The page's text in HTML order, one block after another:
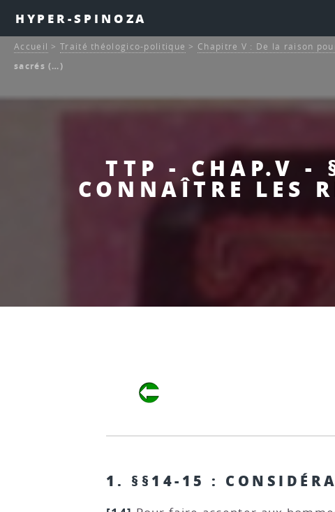
HYPER-SPINOZA
TTP - CHAP.V -
CONNAÎTRE LES
Accueil >Traité théologico-politique > Chapitre V : De la raison
sacrés (…)
1. §§14-15 :